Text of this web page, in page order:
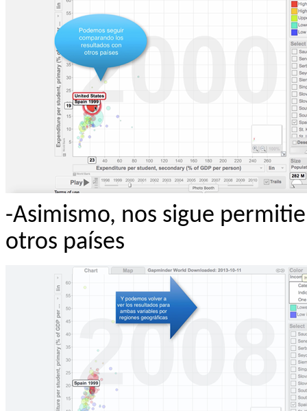
-Asimismo, nos sigue
otros países